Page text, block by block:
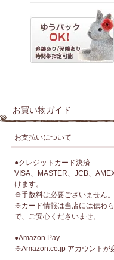
お買い物ガイド
お支払いについて
●クレジットカード決済
VISA、MASTER、JCB、
けます。
※手数料は必要ございません。
※カード情報は当店には伝わ
で、ご安心くださいませ。
●Amazon Pay
※Amazon.co.jp アカウントが